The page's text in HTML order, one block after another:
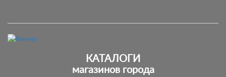
КАТАЛОГИ
магазинов города